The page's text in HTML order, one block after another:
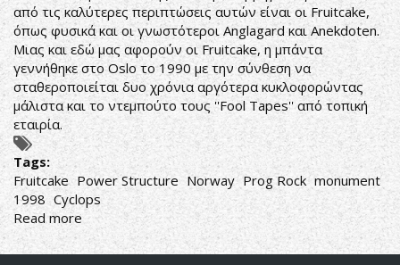
από τις καλύτερες περιπτώσεις αυτών είναι οι Fruitcake,
όπως φυσικά και οι γνωστότεροι Anglagard και Anekdoten.
Μιας και εδώ μας αφορούν οι Fruitcake, η μπάντα
γεννήθηκε στο Oslo το 1990 με την σύνθεση να
σταθεροποιείται δυο χρόνια αργότερα κυκλοφορώντας
μάλιστα και το ντεμπούτο τους ''Fool Tapes'' από τοπική
εταιρία.
Tags:
Fruitcake Power Structure Norway Prog Rock monument
1998 Cyclops
Read more about
Fruitcake
–